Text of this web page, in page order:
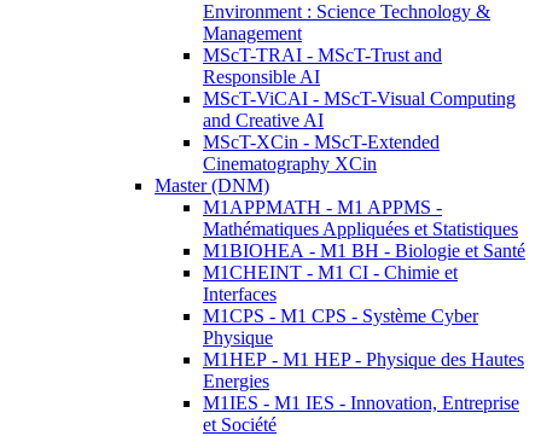
Environment : Science Technology &
Management
MScT-TRAI - MScT-Trust and
Responsible AI
MScT-ViCAI - MScT-Visual Computing
and Creative AI
MScT-XCin - MScT-Extended
Cinematography XCin
Master (DNM)
M1APPMATH - M1 APPMS -
Mathématiques Appliquées et Statistiques
M1BIOHEA - M1 BH - Biologie et Santé
M1CHEINT - M1 CI - Chimie et
Interfaces
M1CPS - M1 CPS - Système Cyber
Physique
M1HEP - M1 HEP - Physique des Hautes
Energies
M1IES - M1 IES - Innovation, Entreprise
et Société